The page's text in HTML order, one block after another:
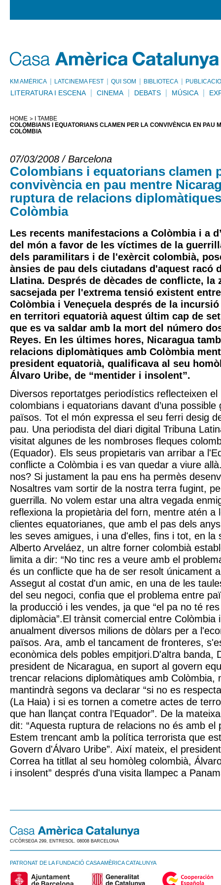
KM AMÈRICA LATCINEMA FEST QUI SOM BIBLIOTECA
LITERATURA I ESCENA CINEMA DEBATS MÚSICA
HOME
I TAMBÉ
COLOMBIANS I EQUATORIANS CLAMEN PER LA CONVIVÈNCIA EN
COLÒMBIA
07/03/2008 / Barcelona
Colombians i equatorians clamen
convivència en pau mentre
ruptura de relacions
Colòmbia
Les recents manifestacions a Colòmbia i a
del món a favor de les víctimes de la
dels paramilitars i de l'exèrcit colombià,
ànsies de pau dels ciutadans d'aquest racó
Llatina. Després de dècades de conflicte, la
sacsejada per l'extrema tensió existent entre
Colòmbia i Veneçuela després de la
en territori equatorià aquest últim cap de
que es va saldar amb la mort del número
Reyes. En les últimes hores, Nicaragua
relacions diplomàtiques amb Colòmbia
president equatorià, qualificava al seu
Álvaro Uribe, de “mentider i insolent”.
Diversos reportatges periodístics reflecteixen el
colombians i equatorians davant d’una
països. Tot el món expressa el seu ferri desig
pau. Una periodista del diari digital Tribuna
visitat algunes de les nombroses fleques
(Equador). Els seus propietaris van arribar a
conflicte a Colòmbia i es van quedar a viure
nos? Si justament la pau ens ha permès
Nosaltres vam sortir de la nostra terra fugint,
guerrilla. No volem estar una altra vegada
reflexiona la propietària del forn, mentre atén a
clientes equatorianes, que amb el pas dels
les seves amigues, i una d'elles, fins i tot, en la
Alberto Arveláez, un altre forner colombià
limita a dir: “No tinc res a veure amb el
és un conflicte que ha de ser resolt únicament
Assegut al costat d'un amic, en una de les
del seu negoci, confia que el problema entre
la producció i les vendes, ja que “el pa no té
diplomàcia”.El trànsit comercial entre Colòmbia
anualment diversos milions de dòlars per a
països. Ara, amb el tancament de fronteres,
econòmica dels pobles empitjori.D'altra banda,
president de Nicaragua, en suport al govern
trencar relacions diplomàtiques amb Colòmbia,
mantindrà segons va declarar “si no es
(La Haia) i si es tornen a cometre actes de
que han llançat contra l’Equador”. De la
dit: “Aquesta ruptura de relacions no és amb el
Estem trencant amb la política terrorista que
Govern d'Álvaro Uribe”. Així mateix, el
Correa ha titllat al seu homòleg colombià,
i insolent” després d'una visita llampec a
C/CÒRSEGA 299, ENTRESOL. 08008 BARCELONA
PATRONAT DE LA FUNDACIÓ CASA AMÈRICA CATALUNYA